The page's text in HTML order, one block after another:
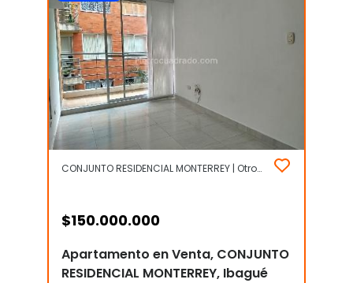
CONJUNTO RESIDENCIAL MONTERREY | Otros | Ibagué
$150.000.000
Apartamento en Venta, CONJUNTO
RESIDENCIAL MONTERREY, Ibagué